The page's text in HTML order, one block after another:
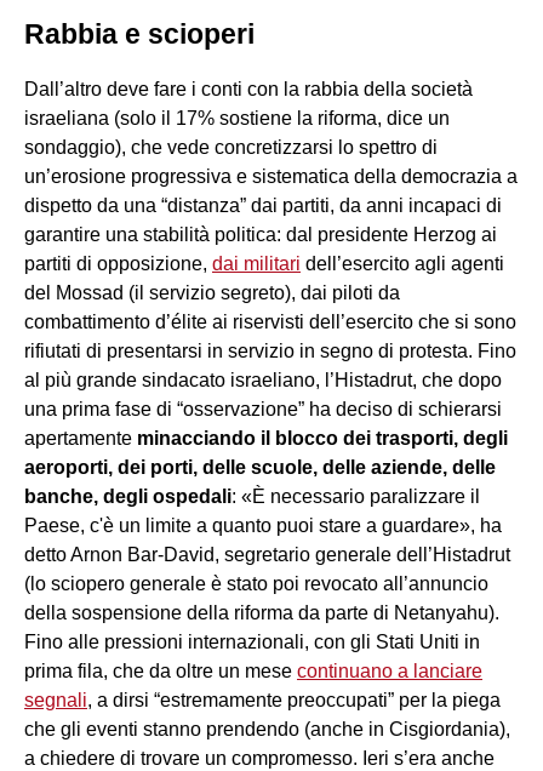
Rabbia e scioperi
Dall’altro deve fare i conti con la rabbia della società
israeliana (solo il 17% sostiene la riforma, dice un
sondaggio), che vede concretizzarsi lo spettro di
un’erosione progressiva e sistematica della democrazia a
dispetto da una “distanza” dai partiti, da anni incapaci di
garantire una stabilità politica: dal presidente Herzog ai
partiti di opposizione, dai militari dell’esercito agli agenti
del Mossad (il servizio segreto), dai piloti da
combattimento d’élite ai riservisti dell’esercito che si sono
rifiutati di presentarsi in servizio in segno di protesta. Fino
al più grande sindacato israeliano, l’Histadrut, che dopo
una prima fase di “osservazione” ha deciso di schierarsi
apertamente minacciando il blocco dei trasporti, degli
aeroporti, dei porti, delle scuole, delle aziende, delle
banche, degli ospedali: «È necessario paralizzare il
Paese, c'è un limite a quanto puoi stare a guardare», ha
detto Arnon Bar-David, segretario generale dell’Histadrut
(lo sciopero generale è stato poi revocato all’annuncio
della sospensione della riforma da parte di Netanyahu).
Fino alle pressioni internazionali, con gli Stati Uniti in
prima fila, che da oltre un mese continuano a lanciare
segnali, a dirsi “estremamente preoccupati” per la piega
che gli eventi stanno prendendo (anche in Cisgiordania),
a chiedere di trovare un compromesso. Ieri s’era anche